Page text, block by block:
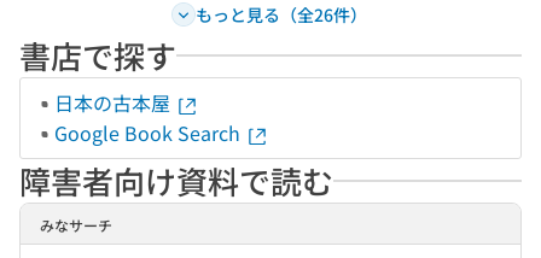
もっと見る（全26件）
書店で探す
日本の古本屋
Google Book Search
障害者向け資料で読む
みなサーチ